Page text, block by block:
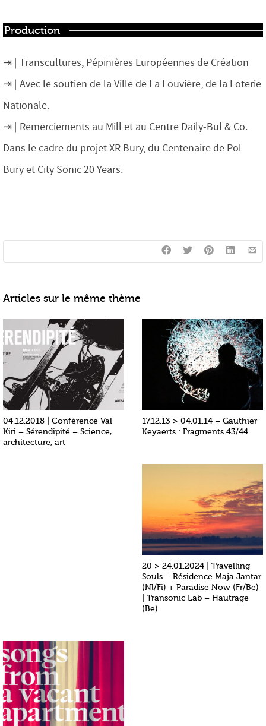
Production
Transcultures, Pépinières Européennes de Création
Avec le soutien de la Ville de La Louvière, de la Loterie
Nationale.
Remerciements au Mill et au Centre Daily-Bul & Co.
Dans le cadre du projet XR Bury, du Centenaire de Pol
Bury et City Sonic 20 Years.
Articles sur le même thème
04.12.2018 | Conférence Val
Kiri – Sérendipité – Science,
architecture, art
17.12.13 > 04.01.14 – Gauthier
Keyaerts : Fragments 43/44
20 > 24.01.2024 | Travelling
Souls – Résidence Maja Jantar
(Nl/Fi) + Paradise Now (Fr/Be)
| Transonic Lab – Hautrage
(Be)